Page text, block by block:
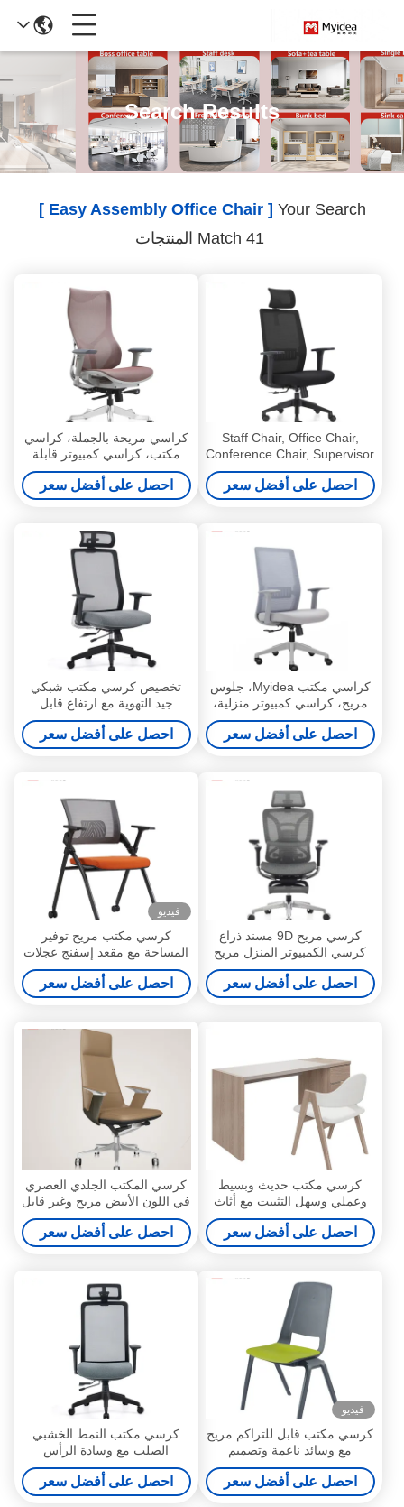
Search Results
Your Search
[ Easy Assembly Office Chair ]
Staff Chair, Office Chair,
Conference Chair, Supervisor
Chair, Class Chair, Home
Computer Chair, Swivel
Chair, Office Furniture
احصل على أفضل سعر
كراسي مريحة بالجملة، كراسي
مكتب، كراسي كمبيوتر قابلة
للرفع، كراسي رئيس المنزل
المستقرة، كراسي دوارة،
كراسي رياضية إلكترونية
احصل على أفضل سعر
كراسي مكتب Myidea، جلوس
مريح، كراسي كمبيوتر منزلية،
كراسي دوارة، كراسي مريحة،
كراسي مؤتمرات، كراسي
مكتب، كراسي موظفين
احصل على أفضل سعر
تخصيص كرسي مكتب شبكي
جيد التهوية مع ارتفاع قابل
للتعديل، مسند رأس مريح،
كرسي مريح، كرسي مكتب
منزلق موبيل سيك
احصل على أفضل سعر
كرسي مريح 9D مسند ذراع
كرسي الكمبيوتر المنزل مريح
كرسي مكتبي كرسي دراسة
كرسي ألعاب قابل للإمالة
احصل على أفضل سعر
فيديو
كرسي مكتب مريح توفير
المساحة مع مقعد إسفنج عجلات
وسادة قابلة للطي قابلة للتراكم
قابلة للتحريك للتدريب أو غرفة
الاجتماعات دعم تخصيص
احصل على أفضل سعر
كرسي مكتب حديث وبسيط
وعملي وسهل التثبيت مع أثاث
خلفي دعم التخصيص
احصل على أفضل سعر
كرسي المكتب الجلدي العصري
في اللون الأبيض مريح وغير قابل
للتشوه
احصل على أفضل سعر
فيديو
كرسي مكتب قابل للتراكم مريح
مع وسائد ناعمة وتصميم
مضغوط من مصنع فوشان -
Myidea دعم التخصيص
احصل على أفضل سعر
كرسي مكتب النمط الخشبي
الصلب مع وسادة الرأس
والشبكة المتكاملة كرسي
الخمس نجوم ذات الساقين
الدعم تخصيص
احصل على أفضل سعر